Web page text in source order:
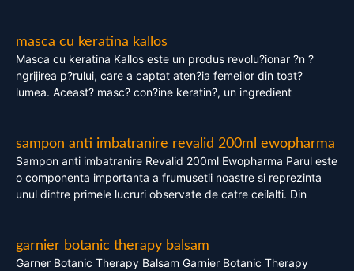
masca cu keratina kallos
Masca cu keratina Kallos este un produs revolu?ionar ?n ?
ngrijirea p?rului, care a captat aten?ia femeilor din toat?
lumea. Aceast? masc? con?ine keratin?, un ingredient
sampon anti imbatranire revalid 200ml ewopharma
Sampon anti imbatranire Revalid 200ml Ewopharma Parul este
o componenta importanta a frumusetii noastre si reprezinta
unul dintre primele lucruri observate de catre ceilalti. Din
garnier botanic therapy balsam
Garner Botanic Therapy Balsam Garnier Botanic Therapy